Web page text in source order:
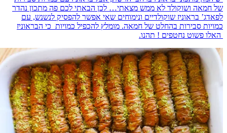
של חמאה ושוקולד לא ממש מצאתי… לכן הבאתי לכם פה מתכון נהדר
לפאדג’ בראוניז שוקולדיים ונימוחים שאי אפשר להפסיק לנשנש, עם
כמויות סבירות בהחלט של חמאה. מומלץ להכפיל כמויות כי הבראוניז
האלו פשוט נחטפים ! תהנו.